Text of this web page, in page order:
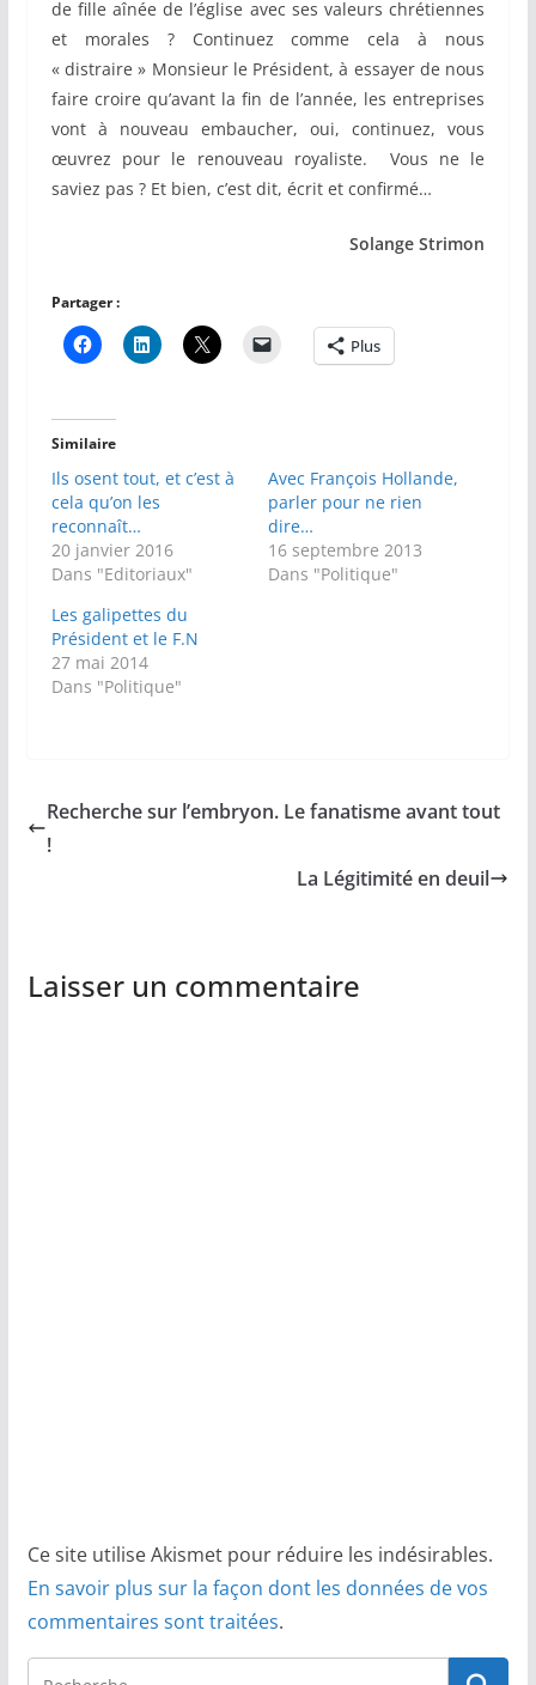
de fille aînée de l’église avec ses valeurs chrétiennes
et morales ? Continuez comme cela à nous
« distraire » Monsieur le Président, à essayer de nous
faire croire qu’avant la fin de l’année, les entreprises
vont à nouveau embaucher, oui, continuez, vous
œuvrez pour le renouveau royaliste. Vous ne le
saviez pas ? Et bien, c’est dit, écrit et confirmé…
Solange Strimon
Partager :
Plus
Similaire
Ils osent tout, et c’est à
cela qu’on les
reconnaît…
20 janvier 2016
Dans "Editoriaux"
Avec François Hollande,
parler pour ne rien
dire…
16 septembre 2013
Dans "Politique"
Les galipettes du
Président et le F.N
27 mai 2014
Dans "Politique"
Recherche sur l’embryon. Le fanatisme avant tout
!
La Légitimité en deuil
Laisser un commentaire
Ce site utilise Akismet pour réduire les indésirables.
En savoir plus sur la façon dont les données de vos
commentaires sont traitées.